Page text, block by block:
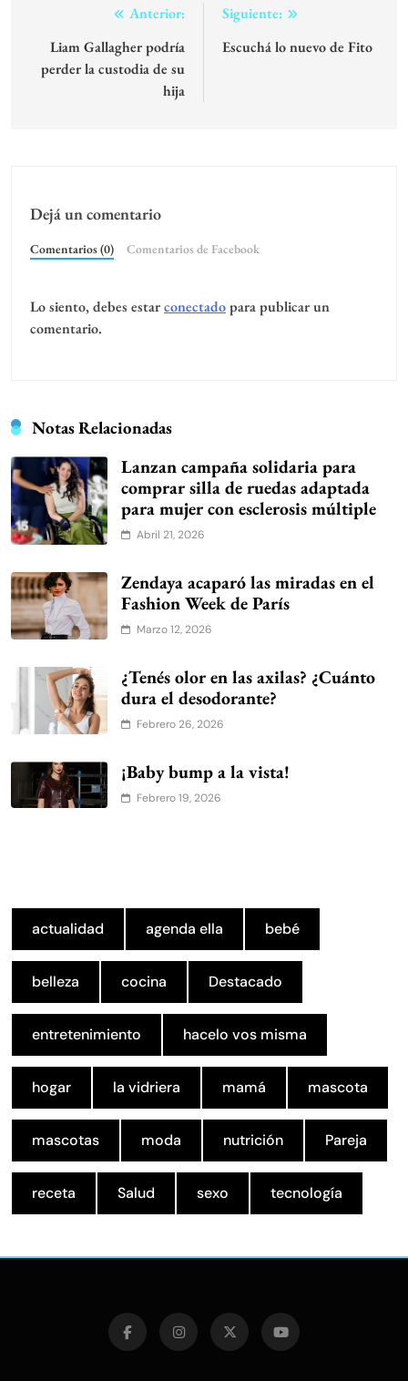
Navegación
entradas
Anterior:
Liam Gallagher podría
perder la custodia de su
hija
Siguiente:
Escuchá lo nuevo de Fito
Dejá un comentario
Comentarios (0) Comentarios de Facebook
Lo siento, debes estarconectadopara publicar un
comentario.
Notas Relacionadas
Lanzan campaña solidaria para
comprar silla de ruedas adaptada
para mujer con esclerosis múltiple
Abril 21, 2026
Zendaya acaparó las miradas en el
Fashion Week de París
Marzo 12, 2026
¿Tenés olor en las axilas? ¿Cuánto
dura el desodorante?
Febrero 26, 2026
¡Baby bump a la vista!
Febrero 19, 2026
actualidad agenda ella bebé
belleza cocina Destacado
entretenimiento hacelo vos misma
hogar la vidriera mamá mascota
mascotas moda nutrición Pareja
receta Salud sexo tecnología